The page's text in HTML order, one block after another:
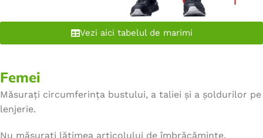
Vezi aici tabelul de marimi
Femei
Măsurați circumferința bustului, a taliei și a șoldurilor pe
lenjerie.
Nu măsurați lățimea articolului de îmbrăcăminte.